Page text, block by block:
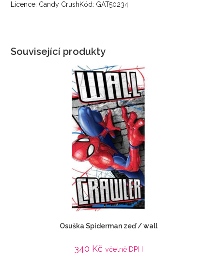
Licence: Candy CrushKód: GAT50234
Související produkty
Osuška Spiderman zeď / wall
340 Kč včetně DPH